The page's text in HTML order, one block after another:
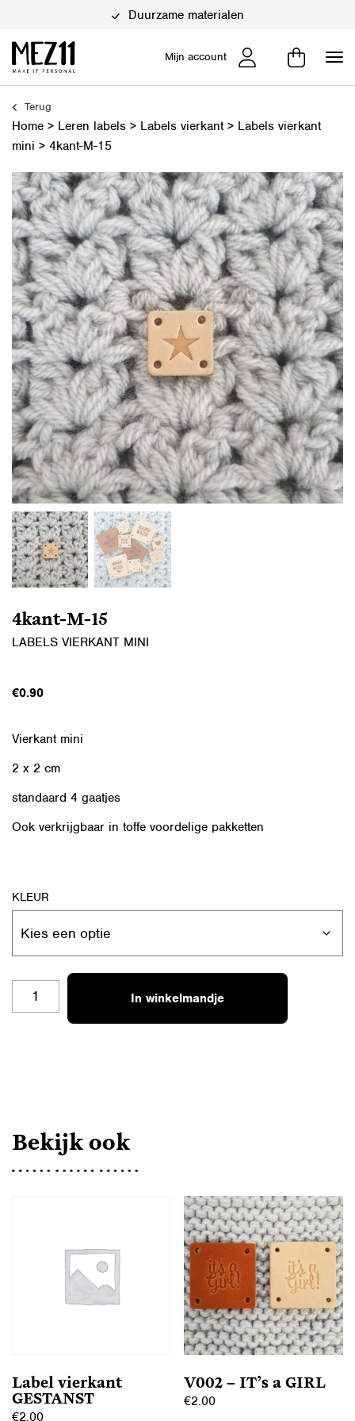
Duurzame materialen
Mijn account
Terug
Home > Leren labels > Labels vierkant> Labels vierkant
mini > 4kant-M-15
4kant-M-15
LABELS VIERKANT MINI
€0.90
Vierkant mini
2 x 2 cm
standaard 4 gaatjes
Ook verkrijgbaar in toffe voordelige pakketten
KLEUR
4KANT-
In winkelmandje
Bekijk ook
Label vierkant
GESTANST
€2.00
V002 – IT’s a GIRL
€2.00